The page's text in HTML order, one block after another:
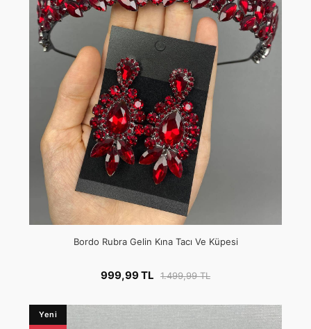
Bordo Rubra Gelin Kına Tacı Ve Küpesi
999,99 TL 1.499,99 TL
Yeni